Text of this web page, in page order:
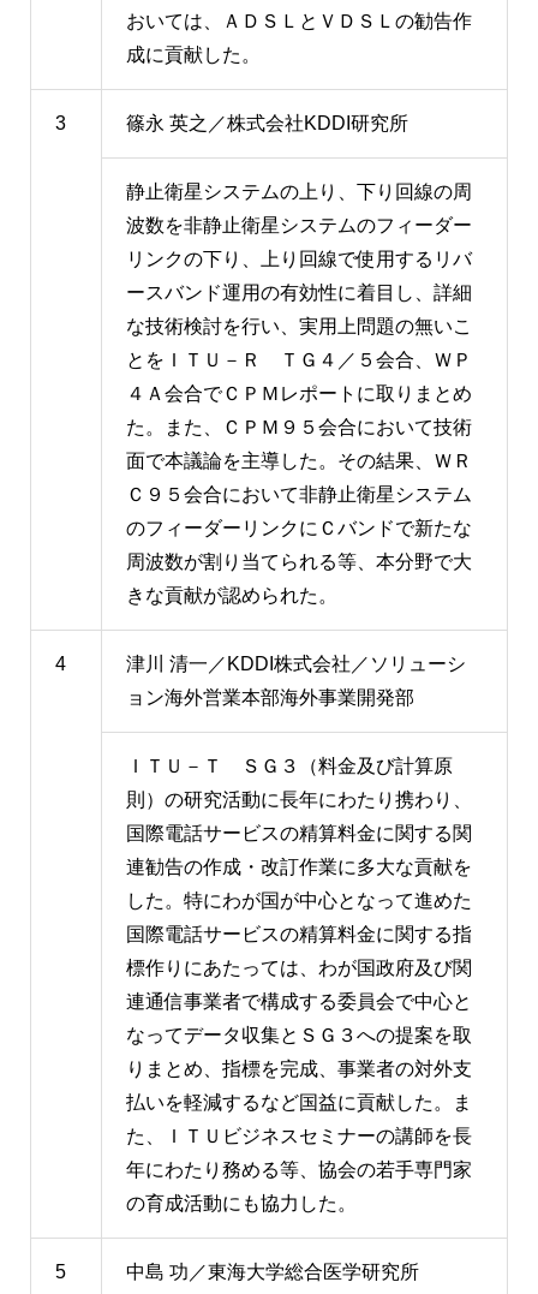
おいては、ＡＤＳＬとＶＤＳＬの勧告作
成に貢献した。
3 篠永 英之／株式会社KDDI研究所
静止衛星システムの上り、下り回線の周
波数を非静止衛星システムのフィーダー
リンクの下り、上り回線で使用するリバ
ースバンド運用の有効性に着目し、詳細
な技術検討を行い、実用上問題の無いこ
とをＩＴＵ－Ｒ ＴＧ４／５会合、ＷＰ
４Ａ会合でＣＰＭレポートに取りまとめ
た。また、ＣＰＭ９５会合において技術
面で本議論を主導した。その結果、ＷＲ
Ｃ９５会合において非静止衛星システム
のフィーダーリンクにＣバンドで新たな
周波数が割り当てられる等、本分野で大
きな貢献が認められた。
4
津川 清一／KDDI株式会社／ソリューシ
ョン海外営業本部海外事業開発部
ＩＴＵ－Ｔ ＳＧ３（料金及び計算原
則）の研究活動に長年にわたり携わり、
国際電話サービスの精算料金に関する関
連勧告の作成・改訂作業に多大な貢献を
した。特にわが国が中心となって進めた
国際電話サービスの精算料金に関する指
標作りにあたっては、わが国政府及び関
連通信事業者で構成する委員会で中心と
なってデータ収集とＳＧ３への提案を取
りまとめ、指標を完成、事業者の対外支
払いを軽減するなど国益に貢献した。ま
た、ＩＴＵビジネスセミナーの講師を長
年にわたり務める等、協会の若手専門家
の育成活動にも協力した。
5 中島 功／東海大学総合医学研究所